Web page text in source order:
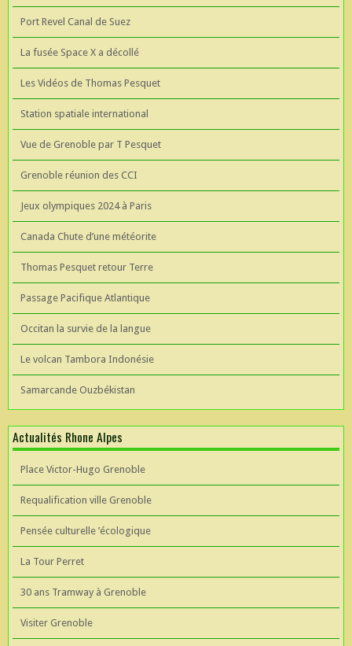
Port Revel Canal de Suez
La fusée Space X a décollé
Les Vidéos de Thomas Pesquet
Station spatiale international
Vue de Grenoble par T Pesquet
Grenoble réunion des CCI
Jeux olympiques 2024 à Paris
Canada Chute d’une météorite
Thomas Pesquet retour Terre
Passage Pacifique Atlantique
Occitan la survie de la langue
Le volcan Tambora Indonésie
Samarcande Ouzbékistan
Actualités Rhone Alpes
Place Victor-Hugo Grenoble
Requalification ville Grenoble
Pensée culturelle ’écologique
La Tour Perret
30 ans Tramway à Grenoble
Visiter Grenoble